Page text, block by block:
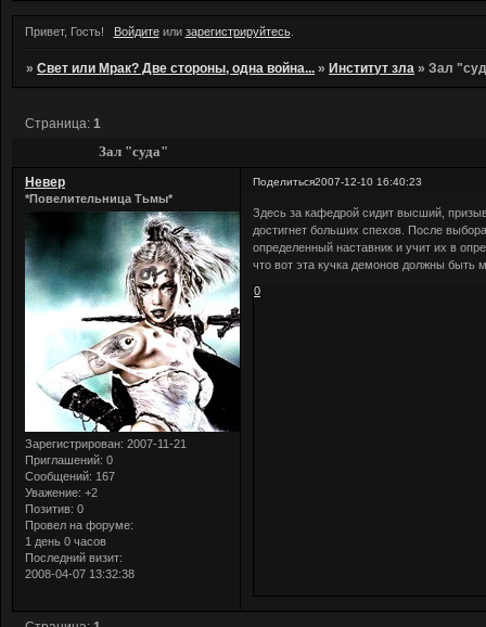
Привет, Гость! Войдитеили зарегистрируйтесь.
»Свет или Мрак? Две стороны, одна война... » Институт зла »Зал
Зал "суда"
Страница:1
Поделиться2007-12-10 16:40:23
Невер
*Повелительница Тьмы*
Зарегистрирован: 2007-11-21
Приглашений: 0
Сообщений: 167
Уважение: +2
Позитив: 0
Провел на форуме:
1 день 0 часов
Последний визит:
2008-04-07 13:32:38
Здесь за кафедрой сидит высший,
достигнет больших спехов. После
определенный наставник и учит их в
что вот эта кучка демонов должны быть
0